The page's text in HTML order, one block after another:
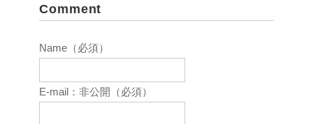
Comment
Name（必須）
E-mail：非公開（必須）